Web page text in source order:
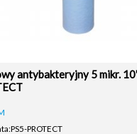
antybakteryjny 5 mikr.
PS5-PROTECT